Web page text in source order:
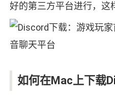
好的第三方平台进行，这
如何在Mac上下载